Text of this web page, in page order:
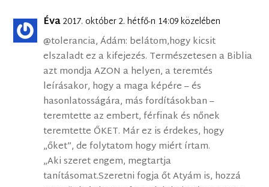
Éva2017. október 2. hétfő-n 14:09 közelében
@tolerancia, Ádám: belátom,hogy kicsit
elszaladt ez a kifejezés. Természetesen a Biblia
azt mondja AZON a helyen, a teremtés
leírásakor, hogy a maga képére – és
hasonlatosságára, más fordításokban –
teremtette az embert, férfinak és nőnek
teremtette ŐKET. Már ez is érdekes, hogy
„őket”, de folytatom hogy miért írtam.
„Aki szeret engem, megtartja
tanításomat.Szeretni fogja őt Atyám is, hozzá